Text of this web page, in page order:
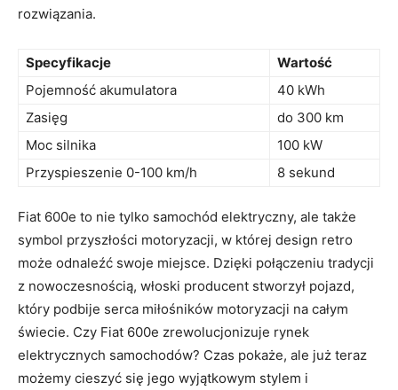
rozwiązania.
Specyfikacje
Wartość
Pojemność akumulatora
40 kWh
Zasięg
do 300 km
Moc silnika
100 kW
Przyspieszenie 0-100 km/h
8 sekund
Fiat 600e to nie tylko ⁤samochód elektryczny, ale także
symbol ⁣przyszłości motoryzacji, w ⁢której design retro
może odnaleźć ⁢swoje miejsce.‍ Dzięki ⁤połączeniu ⁣tradycji
z nowoczesnością, włoski producent stworzył pojazd,⁣
który podbije serca miłośników motoryzacji na ⁤całym
świecie. Czy Fiat 600e ​zrewolucjonizuje​ rynek
elektrycznych samochodów? ⁣Czas‍ pokaże, ale już teraz
możemy cieszyć się jego​ wyjątkowym ​stylem i